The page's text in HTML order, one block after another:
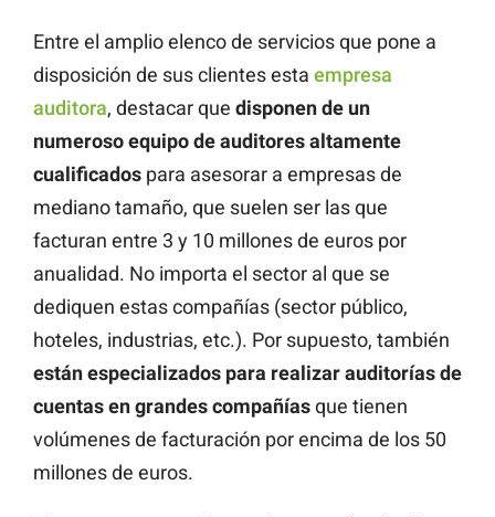
Entre el amplio elenco de servicios que pone a
disposición de sus clientes esta empresa
auditora, destacar que disponen de un
numeroso equipo de auditores altamente
cualificados para asesorar a empresas de
mediano tamaño, que suelen ser las que
facturan entre 3 y 10 millones de euros por
anualidad. No importa el sector al que se
dediquen estas compañías (sector público,
hoteles, industrias, etc.). Por supuesto, también
están especializados para realizar auditorías de
cuentas en grandes compañíasque tienen
volúmenes de facturación por encima de los 50
millones de euros.